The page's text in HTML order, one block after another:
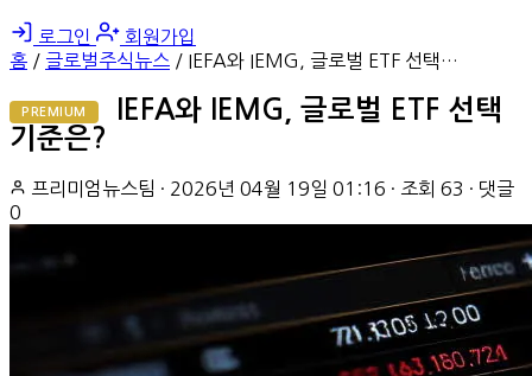
로그인
회원가입
홈 / 글로벌주식뉴스 / IEFA와 IEMG, 글로벌 ETF 선택…
PREMIUM
IEFA와 IEMG, 글로벌 ETF 선택
기준은?
프리미엄뉴스팀 · 2026년 04월 19일 01:16 · 조회 63 · 댓글
0